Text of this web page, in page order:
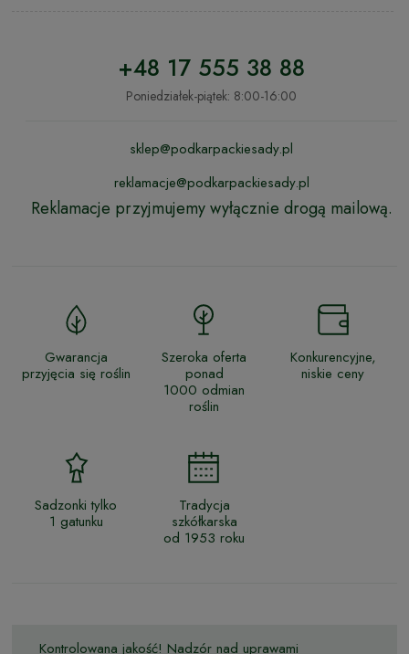
+48 17 555 38 88
Poniedziałek-piątek: 8:00-16:00
sklep@podkarpackiesady.pl
reklamacje@podkarpackiesady.pl
Reklamacje przyjmujemy wyłącznie drogą mailową.
Gwarancja
przyjęcia się roślin
Szeroka oferta
ponad
1000 odmian
roślin
Konkurencyjne,
niskie ceny
Sadzonki tylko
1 gatunku
Tradycja
szkółkarska
od 1953 roku
Kontrolowana jakość! Nadzór nad uprawami